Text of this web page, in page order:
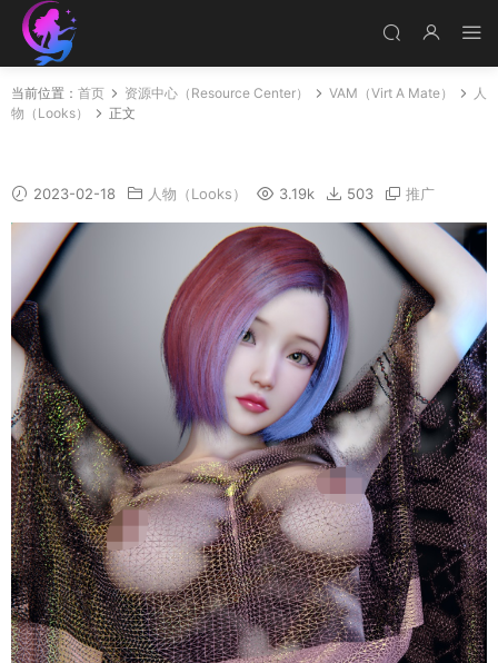
当前位置： 首页 资源中心（Resource Center） VAM（Virt A Mate）
人
物（Looks）
正文
2023-02-18 人物（Looks） 3.19k 503 推广